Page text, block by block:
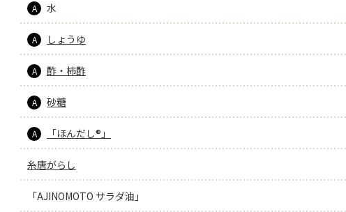
もっと見る
A 水
A しょうゆ
A 酢・柿酢
A 砂糖
A 「ほんだし®」
糸唐がらし
「AJINOMOTO サラダ油」